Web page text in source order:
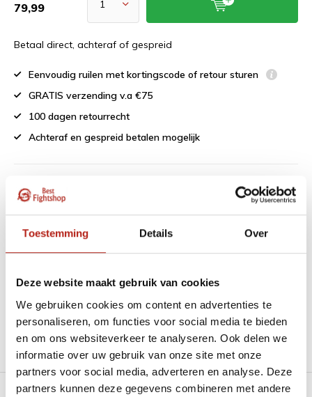
Toestemming Details Over
Deze website maakt gebruik van cookies
We gebruiken cookies om content en advertenties te
personaliseren, om functies voor social media te bieden
en om ons websiteverkeer te analyseren. Ook delen we
informatie over uw gebruik van onze site met onze
partners voor social media, adverteren en analyse. Deze
partners kunnen deze gegevens combineren met andere
79,99
Betaal direct, achteraf of gespreid
Eenvoudig ruilen met kortingscode of retour sturen
GRATIS verzending v.a €75
100 dagen retourrecht
Achteraf en gespreid betalen mogelijk
9
1151 beoordelingen
“Goede service , zeer correcte afhandeling en kwaliteit
Beschikbaar in de volgende varianten:
Productomschrijving
Product tags